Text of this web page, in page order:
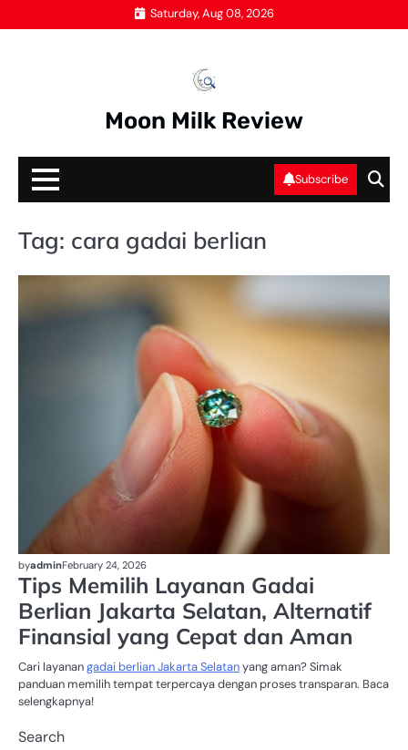
to
Saturday, Aug 08, 2026
Moon Milk Review
Subscribe
Tag: cara gadai berlian
byadminFebruary 24, 2026
Tips Memilih Layanan Gadai
Berlian Jakarta Selatan, Alternatif
Finansial yang Cepat dan Aman
Cari layanangadai berlian Jakarta Selatanyang aman? Simak
panduan memilih tempat terpercaya dengan proses transparan. Baca
selengkapnya!
Search